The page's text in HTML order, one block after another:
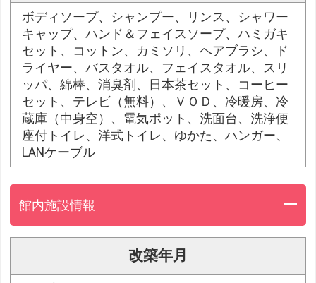
ボディソープ、シャンプー、リンス、シャワー
キャップ、ハンド＆フェイスソープ、ハミガキ
セット、コットン、カミソリ、ヘアブラシ、ド
ライヤー、バスタオル、フェイスタオル、スリ
ッパ、綿棒、消臭剤、日本茶セット、コーヒー
セット、テレビ（無料）、ＶＯＤ、冷暖房、冷
蔵庫（中身空）、電気ポット、洗面台、洗浄便
座付トイレ、洋式トイレ、ゆかた、ハンガー、
LANケーブル
館内施設情報
改築年月